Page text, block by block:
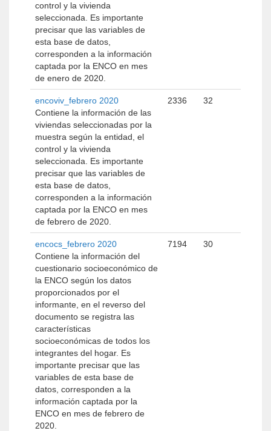
control y la vivienda
seleccionada. Es importante
precisar que las variables de
esta base de datos,
corresponden a la información
captada por la ENCO en mes
de enero de 2020.
encoviv_febrero 2020
Contiene la información de las
viviendas seleccionadas por la
muestra según la entidad, el
control y la vivienda
seleccionada. Es importante
precisar que las variables de
esta base de datos,
corresponden a la información
captada por la ENCO en mes
de febrero de 2020.
2336 32
encocs_febrero 2020
Contiene la información del
cuestionario socioeconómico de
la ENCO según los datos
proporcionados por el
informante, en el reverso del
documento se registra las
características
socioeconómicas de todos los
integrantes del hogar. Es
importante precisar que las
variables de esta base de
datos, corresponden a la
información captada por la
ENCO en mes de febrero de
2020.
7194 30